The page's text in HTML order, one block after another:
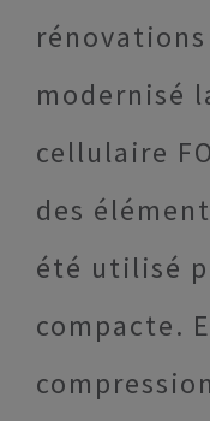
modernisé
cellulaire
des
été utilisé
compacte.